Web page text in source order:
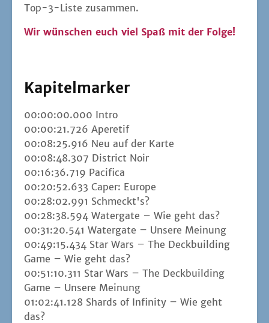
Top-3-Lis­te zusammen.
Wir wün­schen euch viel Spaß mit der Folge!
Kapitelmarker
00:00:00.000 Intro
00:00:21.726 Ape­re­tif
00:08:25.916 Neu auf der Kar­te
00:08:48.307 Dis­trict Noir
00:16:36.719 Paci­fi­ca
00:20:52.633 Caper: Euro­pe
00:28:02.991 Schmeckt's?
00:28:38.594 Water­ga­te – Wie geht das?
00:31:20.541 Water­ga­te – Unse­re Mei­nung
00:49:15.434 Star Wars – The Deck­buil­ding
Game – Wie geht das?
00:51:10.311 Star Wars – The Deck­buil­ding
Game – Unse­re Mei­nung
01:02:41.128 Shards of Infi­ni­ty – Wie geht
das?